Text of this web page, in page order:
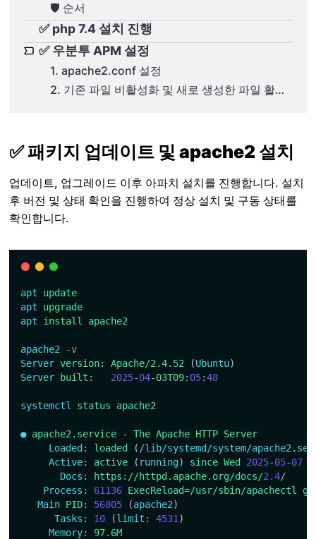
🛡️ 순서
✅ php 7.4 설치 진행
✅ 우분투 APM 설정
1. apache2.conf 설정
2. 기존 파일 비활성화 및 새로 생성한 파일 활성화
✅ 패키지 업데이트 및 apache2 설치
업데이트, 업그레이드 이후 아파치 설치를 진행합니다. 설치
후 버전 및 상태 확인을 진행하여 정상 설치 및 구동 상태를
확인합니다.
apt
update
apt
upgrade
apt
install apache2
apache2
-v
Server version: Apache/2.4.52 (Ubuntu)
Server built: 2025-04-03T09: 05:48
systemctl status apache2
● apache2.service - The Apache HTTP Server
Loaded:
loaded ( /lib/systemd/system/
Active:
active ( running) since Wed 2025-05-07
Docs:
https://httpd.apache.org/docs/2.4/
Process:
61136 ExecReload=/usr/sbin/apachectl
Main PID: 56805 (apache2)
Tasks:
10 (limit: 4531 )
Memory:
97.6M